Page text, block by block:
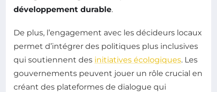
développement durable.
De plus, l’engagement avec les décideurs locaux
permet d’intégrer des politiques plus inclusives
qui soutiennent des initiatives écologiques. Les
gouvernements peuvent jouer un rôle crucial en
créant des plateformes de dialogue qui